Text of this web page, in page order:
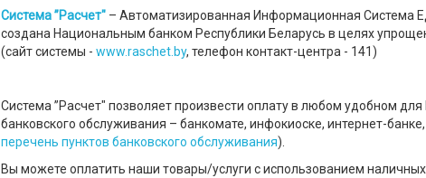
Система ”Расчет" – Автоматизированная Информационная Система
создана Национальным банком Республики Беларусь в целях
(сайт системы - www.raschet.by, телефон контакт-центра - 141)
Система ”Расчет" позволяет произвести оплату в любом удобном
банковского обслуживания – банкомате, инфокиоске, интернет-
перечень пунктов банковского обслуживания).
Вы можете оплатить наши товары/услуги с использованием